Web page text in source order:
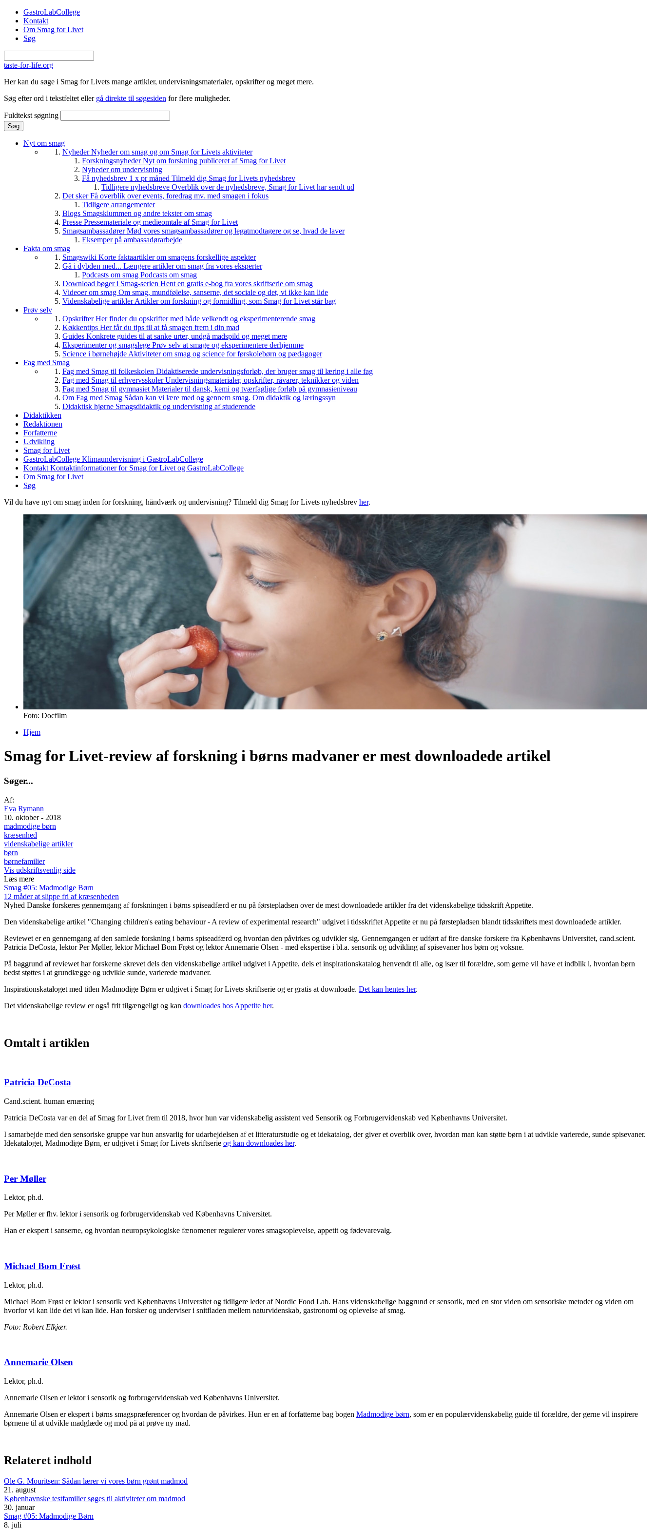
Gå til hovedindhold
GastroLabCollege
Kontakt
Om Smag for Livet
Søg
taste-for-life.org
Her kan du søge i Smag for Livets mange artikler, undervisningsmaterialer, opskrifter og meget mere.
Søg efter ord i tekstfeltet eller gå direkte til søgesiden for flere muligheder.
Fuldtekst søgning
Nyt om smag
NyhederNyheder om smag og om Smag for Livets aktiviteter
ForskningsnyhederNyt om forskning publiceret af Smag for Livet
Nyheder om undervisning
Få nyhedsbrev 1 x pr måned Tilmeld dig Smag for Livets nyhedsbrev
Tidligere nyhedsbreve Overblik over de nyhedsbreve, Smag for Livet har sendt ud
Det skerFå overblik over events, foredrag mv. med smagen i fokus
Tidligere arrangementer
Blogs Smagsklummen og andre tekster om smag
Presse Pressemateriale og medieomtale af Smag for Livet
SmagsambassadørerMød vores smagsambassadører og legatmodtagere og se, hvad de laver
Eksemper på ambassadørarbejde
Fakta om smag
Smagswiki Korte faktaartikler om smagens forskellige aspekter
Gå i dybden med... Længere artikler om smag fra vores eksperter
Podcasts om smag Podcasts om smag
Download bøger i Smag-serien Hent en gratis e-bog fra vores skriftserie om smag
Videoer om smag Om smag, mundfølelse, sanserne, det sociale og det, vi ikke kan lide
Videnskabelige artiklerArtikler om forskning og formidling, som Smag for Livet står bag
Prøv selv
OpskrifterHer finder du opskrifter med både velkendt og eksperimenterende smag
Køkkentips Her får du tips til at få smagen frem i din mad
Guides Konkrete guides til at sanke urter, undgå madspild og meget mere
Eksperimenter og smagslege Prøv selv at smage og eksperimentere derhjemme
Science i børnehøjde Aktiviteter om smag og science for førskolebørn og pædagoger
Fag med Smag
Fag med Smag til folkeskolen Didaktiserede undervisningsforløb, der bruger smag til læring i alle fag
Fag med Smag til erhvervsskolerUndervisningsmaterialer, opskrifter, råvarer, teknikker og viden
Fag med Smag til gymnasiet Materialer til dansk, kemi og tværfaglige forløb på gymnasieniveau
Om Fag med Smag Sådan kan vi lære med og gennem smag. Om didaktik og læringssyn
Didaktisk hjørne Smagsdidaktik og undervisning af studerende
Didaktikken
Redaktionen
Forfatterne
Udvikling
Smag for Livet
GastroLabCollege Klimaundervisning i GastroLabCollege
Kontakt Kontaktinformationer for Smag for Livet og GastroLabCollege
Om Smag for Livet
Søg
Vil du have nyt om smag inden for forskning, håndværk og undervisning? Tilmeld dig Smag for Livets nyhedsbrev her.
Foto: Docfilm
Hjem
Smag for Livet-review af forskning i børns madvaner er mest downloadede artikel
Søger...
Af:
Eva Rymann
10. oktober - 2018
madmodige børn
kræsenhed
videnskabelige artikler
børn
børnefamilier
Vis udskriftsvenlig side
Læs mere
Smag #05: Madmodige Børn
12 måder at slippe fri af kræsenheden
Nyhed Danske forskeres gennemgang af forskningen i børns spiseadfærd er nu på førstepladsen over de mest downloadede artikler fra det videnskabelige tidsskrift Appetite.
Den videnskabelige artikel "Changing children's eating behaviour - A review of experimental research" udgivet i tidsskriftet Appetite er nu på førstepladsen blandt tidsskriftets mest downloadede artikler.
Reviewet er en gennemgang af den samlede forskning i børns spiseadfærd og hvordan den påvirkes og udvikler sig. Gennemgangen er udført af fire danske forskere fra Københavns Universitet, cand.scient.
Patricia DeCosta, lektor Per Møller, lektor Michael Bom Frøst og lektor Annemarie Olsen - med ekspertise i bl.a. sensorik og udvikling af spisevaner hos børn og voksne.
På baggrund af reviewet har forskerne skrevet dels den videnskabelige artikel udgivet i Appetite, dels et inspirationskatalog henvendt til alle, og især til forældre, som gerne vil have et indblik i, hvordan børn
bedst støttes i at grundlægge og udvikle sunde, varierede madvaner.
Inspirationskataloget med titlen Madmodige Børn er udgivet i Smag for Livets skriftserie og er gratis at downloade. Det kan hentes her.
Det videnskabelige review er også frit tilgængeligt og kan downloades hos Appetite her.
Omtalt i artiklen
Patricia DeCosta
Cand.scient. human ernæring
Patricia DeCosta var en del af Smag for Livet frem til 2018, hvor hun var videnskabelig assistent ved Sensorik og Forbrugervidenskab ved Københavns Universitet.
I samarbejde med den sensoriske gruppe var hun ansvarlig for udarbejdelsen af et litteraturstudie og et idekatalog, der giver et overblik over, hvordan man kan støtte børn i at udvikle varierede, sunde spisevaner.
Idekataloget, Madmodige Børn, er udgivet i Smag for Livets skriftserie og kan downloades her.
Per Møller
Lektor, ph.d.
Per Møller er fhv. lektor i sensorik og forbrugervidenskab ved Københavns Universitet.
Han er ekspert i sanserne, og hvordan neuropsykologiske fænomener regulerer vores smagsoplevelse, appetit og fødevarevalg.
Michael Bom Frøst
Lektor, ph.d.
Michael Bom Frøst er lektor i sensorik ved Københavns Universitet og tidligere leder af Nordic Food Lab. Hans videnskabelige baggrund er sensorik, med en stor viden om sensoriske metoder og viden om
hvorfor vi kan lide det vi kan lide. Han forsker og underviser i snitfladen mellem naturvidenskab, gastronomi og oplevelse af smag.
Foto: Robert Elkjær.
Annemarie Olsen
Lektor, ph.d.
Annemarie Olsen er lektor i sensorik og forbrugervidenskab ved Københavns Universitet.
Annemarie Olsen er ekspert i børns smagspræferencer og hvordan de påvirkes. Hun er en af forfatterne bag bogen Madmodige børn, som er en populærvidenskabelig guide til forældre, der gerne vil inspirere
børnene til at udvikle madglæde og mod på at prøve ny mad.
Relateret indhold
Ole G. Mouritsen: Sådan lærer vi vores børn grønt madmod
21. august
Københavnske testfamilier søges til aktiviteter om madmod
30. januar
Smag #05: Madmodige Børn
8. juli